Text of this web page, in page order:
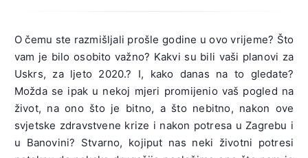
O čemu ste razmišljali prošle godine u ovo vrijeme? Što
vam je bilo osobito važno? Kakvi su bili vaši planovi za
Uskrs, za ljeto 2020.? I, kako danas na to gledate?
Možda se ipak u nekoj mjeri promijenio vaš pogled na
život, na ono što je bitno, a što nebitno, nakon ove
svjetske zdravstvene krize i nakon potresa u Zagrebu i
u Banovini? Stvarno, kojiput nas neki životni potresi